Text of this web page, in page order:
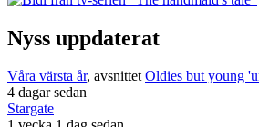
Nyss uppdaterat
Våra värsta år, avsnittetOldies but young
4 dagar sedan
Stargate